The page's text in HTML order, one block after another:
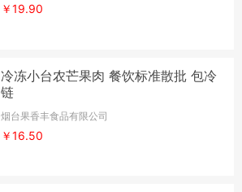
￥19.90
冷冻小台农芒果肉 餐饮标准散批 包冷
链
烟台果香丰食品有限公司
￥16.50